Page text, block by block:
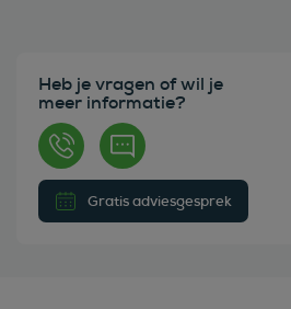
Heb je vragen of wil je
meer informatie?
Gratis adviesgesprek